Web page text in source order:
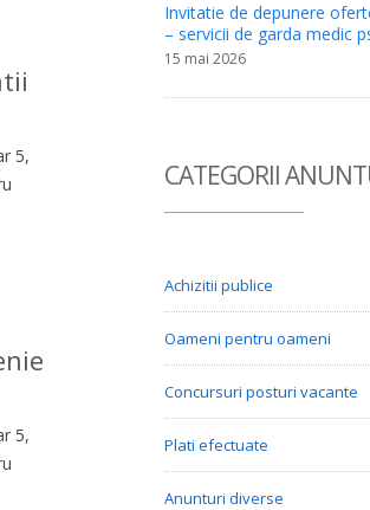
5,
5,
Invitatie de depunere
– servicii de garda medic
15 mai 2026
CATEGORII ANUN
Achizitii publice
Oameni pentru oameni
Concursuri posturi vacante
Plati efectuate
Anunturi diverse